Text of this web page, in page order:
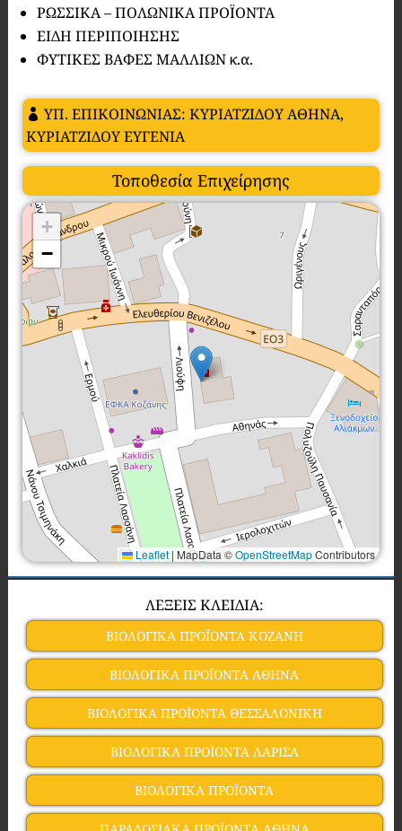
ΡΩΣΣΙΚΑ – ΠΟΛΩΝΙΚΑ ΠΡΟΪΟΝΤΑ
ΕΙΔΗ ΠΕΡΙΠΟΙΗΣΗΣ
ΦΥΤΙΚΕΣ ΒΑΦΕΣ ΜΑΛΛΙΩΝ κ.α.
ΥΠ. ΕΠΙΚΟΙΝΩΝΙΑΣ: ΚΥΡΙΑΤΖΙΔΟΥ ΑΘΗΝΑ,
ΚΥΡΙΑΤΖΙΔΟΥ ΕΥΓΕΝΙΑ
Τοποθεσία Επιχείρησης
+
−
Leaflet | MapData ©OpenStreetMapContributors
ΛΕΞΕΙΣ ΚΛΕΙΔΙΑ:
ΒΙΟΛΟΓΙΚΑ ΠΡΟΪΟΝΤΑ ΚΟΖΑΝΗ
ΒΙΟΛΟΓΙΚΑ ΠΡΟΪΟΝΤΑ ΑΘΗΝΑ
ΒΙΟΛΟΓΙΚΑ ΠΡΟΪΟΝΤΑ ΘΕΣΣΑΛΟΝΙΚΗ
ΒΙΟΛΟΓΙΚΑ ΠΡΟΪΟΝΤΑ ΛΑΡΙΣΑ
ΒΙΟΛΟΓΙΚΑ ΠΡΟΪΟΝΤΑ